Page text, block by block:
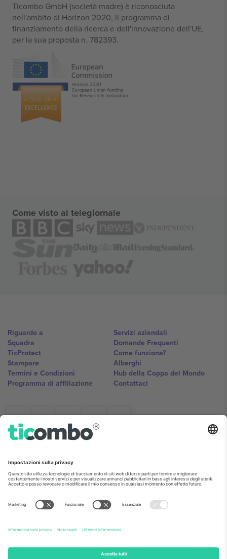
Ticombo GmbH (società madre) è riconosciuta
nell'ambito di Horizon 2020, il programma di
finanziamento della ricerca e dell'innovazione dell'UE,
per la sua proposta n. 782393.
Come visto al telegiornale
Riguardo a
Squadra
TixProtect
Stampare
Termini e Condizioni
Programma di affiliazione
Servizi aziendali
Domande Frequenti
Come funziona?
Alberghi
Hub della Coppa del Mondo
Contattaci
Ticombo Italia
Mimi Balkanska 132, 1540, Sofia,
base alla località, all'evento e/o al dominio. Per i dettagli controlla la
pagina specifica dell'evento, l'impronta e i termini.,